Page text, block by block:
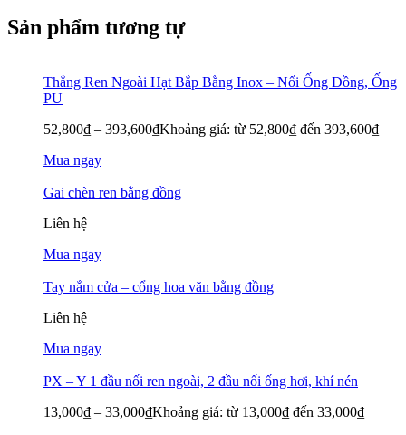
Sản phẩm tương tự
Thẳng Ren Ngoài Hạt Bắp Bằng Inox – Nối Ống Đồng, Ống
PU
52,800₫ – 393,600₫Khoảng giá: từ 52,800₫ đến 393,600₫
Mua ngay
Gai chèn ren bằng đồng
Liên hệ
Mua ngay
Tay nắm cửa – cổng hoa văn bằng đồng
Liên hệ
Mua ngay
PX – Y 1 đầu nối ren ngoài, 2 đầu nối ống hơi, khí nén
13,000₫ – 33,000₫Khoảng giá: từ 13,000₫ đến 33,000₫